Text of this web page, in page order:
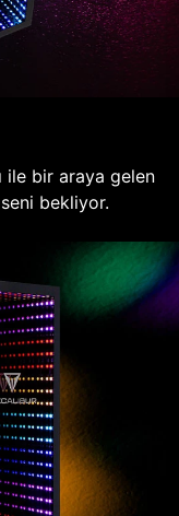
ile bir araya gelen
bekliyor.